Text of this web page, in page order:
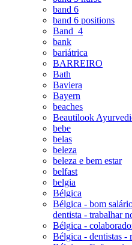
band 6
band 6 positions
Band_4
bank
bariátrica
BARREIRO
Bath
Baviera
Bayern
beaches
Beautilook
bebe
belas
beleza
beleza e bem estar
belfast
belgia
Bélgica
Bélgica - bom
dentista - trabalhar
Bélgica -
Bélgica - dentistas -